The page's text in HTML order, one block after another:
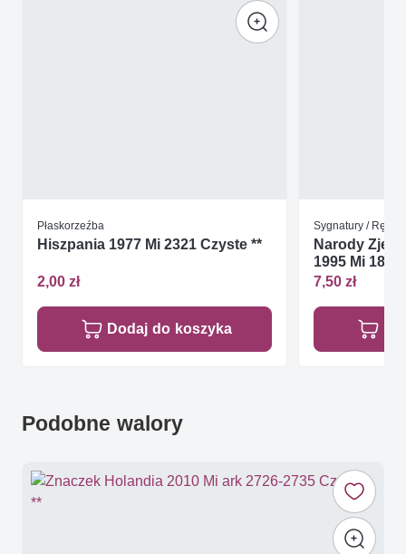
Płaskorzeźba
Hiszpania 1977 Mi 2321 Czyste **
2,00 zł
Dodaj do koszyka
Sygnatury /
Narody
1995 Mi 186-
7,50 zł
Podobne walory